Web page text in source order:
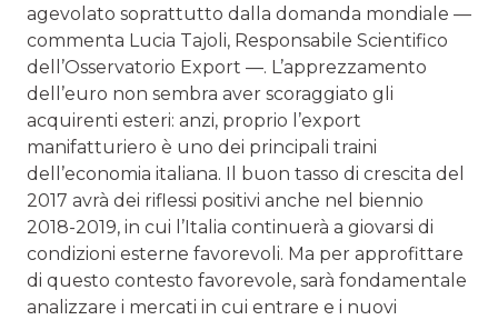
agevolato soprattutto dalla domanda mondiale —
commenta Lucia Tajoli, Responsabile Scientifico
dell’Osservatorio Export —. L’apprezzamento
dell’euro non sembra aver scoraggiato gli
acquirenti esteri: anzi, proprio l’export
manifatturiero è uno dei principali traini
dell’economia italiana. Il buon tasso di crescita del
2017 avrà dei riflessi positivi anche nel biennio
2018-2019, in cui l’Italia continuerà a giovarsi di
condizioni esterne favorevoli. Ma per approfittare
di questo contesto favorevole, sarà fondamentale
analizzare i mercati in cui entrare e i nuovi